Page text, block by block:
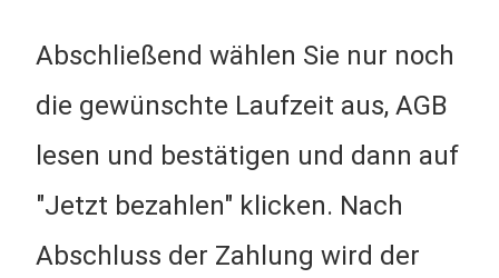
Abschließend wählen Sie nur noch
die gewünschte Laufzeit aus, AGB
lesen und bestätigen und dann auf
"Jetzt bezahlen" klicken. Nach
Abschluss der Zahlung wird der